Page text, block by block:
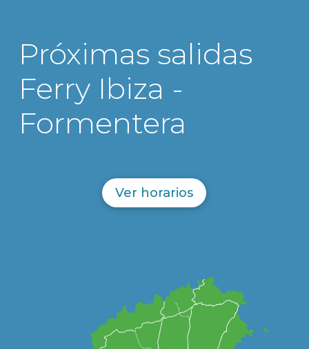
Próximas salidas
Ferry Ibiza -
Formentera
Ver horarios